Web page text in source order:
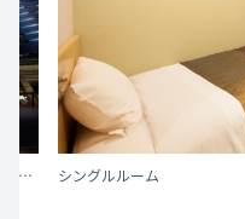
池袋駅東口より徒歩5分。Hareza池袋・アニメイト本店など主要施設へ徒歩圏内。交通至便でビジネスにもレジャーにもおすすめのホテルです。 シングルルーム